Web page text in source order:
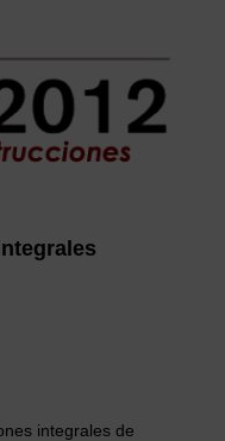
integrales de